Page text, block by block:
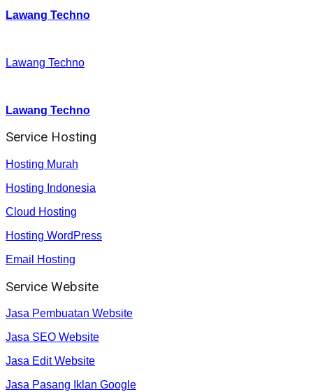
Lawang Techno
Lawang Techno
Lawang Techno
Service Hosting
Hosting Murah
Hosting Indonesia
Cloud Hosting
Hosting WordPress
Email Hosting
Service Website
Jasa Pembuatan Website
Jasa SEO Website
Jasa Edit Website
Jasa Pasang Iklan Google